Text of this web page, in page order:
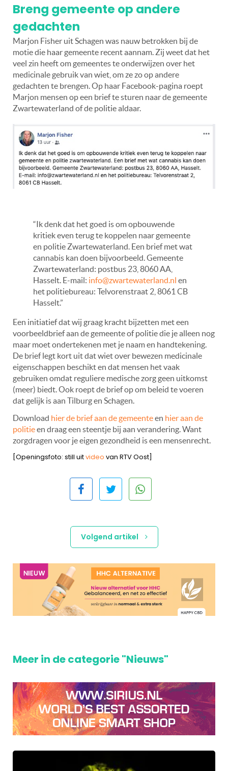
Breng gemeente op andere
gedachten
Marjon Fisher uit Schagen was nauw betrokken bij de
motie die haar gemeente recent aannam. Zij weet dat het
veel zin heeft om gemeentes te onderwijzen over het
medicinale gebruik van wiet, om ze zo op andere
gedachten te brengen. Op haar Facebook-pagina roept
Marjon mensen op een brief te sturen naar de gemeente
Zwartewaterland of de politie aldaar.
“Ik denk dat het goed is om opbouwende
kritiek even terug te koppelen naar gemeente
en politie Zwartewaterland. Een brief met wat
cannabis kan doen bijvoorbeeld. Gemeente
Zwartewaterland: postbus 23, 8060 AA,
Hasselt. E-mail: info@zwartewaterland.nl en
het politiebureau: Telvorenstraat 2, 8061 CB
Hasselt.”
Een initiatief dat wij graag kracht bijzetten met een
voorbeeldbrief aan de gemeente of politie die je alleen nog
maar moet ondertekenen met je naam en handtekening.
De brief legt kort uit dat wiet over bewezen medicinale
eigenschappen beschikt en dat mensen het vaak
gebruiken omdat reguliere medische zorg geen uitkomst
(meer) biedt. Ook roept de brief op om beleid te voeren
dat gelijk is aan Tilburg en Schagen.
Download hier de brief aan de gemeenteen hier aan de
politieen draag een steentje bij aan verandering. Want
zorgdragen voor je eigen gezondheid is een mensenrecht.
[Openingsfoto: still uitvideo van RTV Oost]
Volgend artikel
Meer in de categorie "Nieuws"